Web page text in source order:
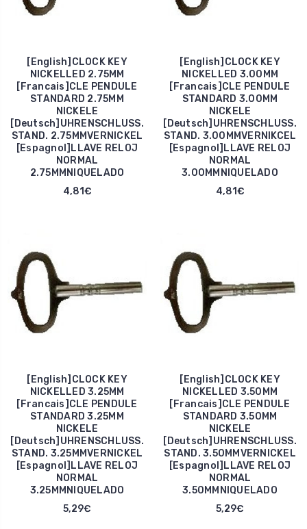
[English]CLOCK KEY
NICKELLED 2.75MM
[Francais]CLE PENDULE
STANDARD 2.75MM
NICKELE
[Deutsch]UHRENSCHLUSS.
STAND. 2.75MMVERNICKEL
[Espagnol]LLAVE RELOJ
NORMAL
2.75MMNIQUELADO
4,81€
[English]CLOCK KEY
NICKELLED 3.00MM
[Francais]CLE PENDULE
STANDARD 3.00MM
NICKELE
[Deutsch]UHRENSCHLUSS.
STAND. 3.00MMVERNIKCEL
[Espagnol]LLAVE RELOJ
NORMAL
3.00MMNIQUELADO
4,81€
[English]CLOCK KEY
NICKELLED 3.25MM
[Francais]CLE PENDULE
STANDARD 3.25MM
NICKELE
[Deutsch]UHRENSCHLUSS.
STAND. 3.25MMVERNICKEL
[Espagnol]LLAVE RELOJ
NORMAL
3.25MMNIQUELADO
5,29€
[English]CLOCK KEY
NICKELLED 3.50MM
[Francais]CLE PENDULE
STANDARD 3.50MM
NICKELE
[Deutsch]UHRENSCHLUSS.
STAND. 3.50MMVERNICKEL
[Espagnol]LLAVE RELOJ
NORMAL
3.50MMNIQUELADO
5,29€